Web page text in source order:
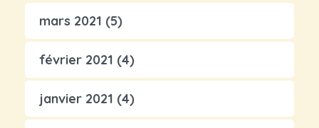
mars 2021 (5)
février 2021 (4)
janvier 2021 (4)